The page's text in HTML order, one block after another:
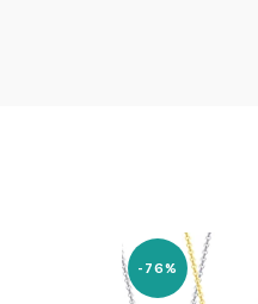
-76%